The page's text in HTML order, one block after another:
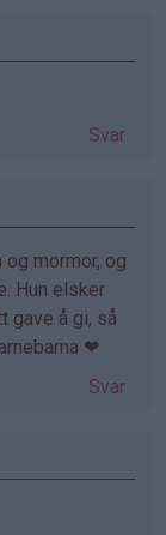
Svar
mormor, og
Hun elsker
gave å gi, så
❤
Svar